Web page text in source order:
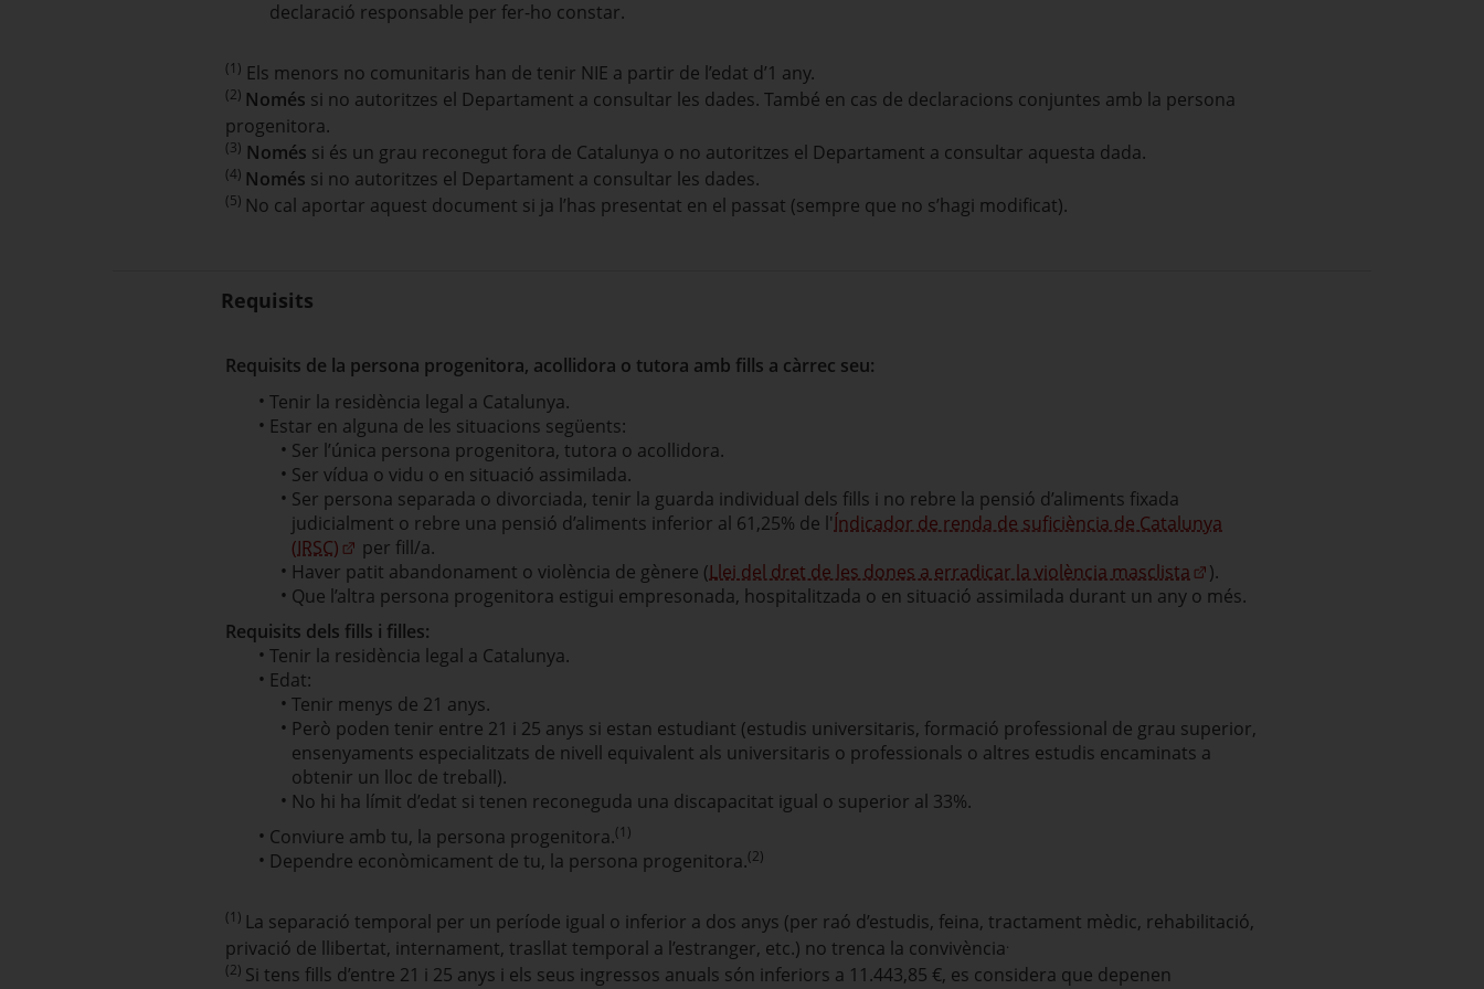
declaració responsable per fer-ho constar.
(1) Els menors no comunitaris han de tenir NIE a partir de l’edat d’1 any.
(2) Només si no autoritzes el Departament a consultar les dades. També en cas de declaracions conjuntes amb la persona
progenitora.
(3) Només si és un grau reconegut fora de Catalunya o no autoritzes el Departament a consultar aquesta dada.
(4) Només si no autoritzes el Departament a consultar les dades.
(5) No cal aportar aquest document si ja l’has presentat en el passat (sempre que no s’hagi modificat).
Requisits
Requisits de la persona progenitora, acollidora o tutora amb fills a càrrec seu:
Tenir la residència legal a Catalunya.
Estar en alguna de les situacions següents:
Ser l’única persona progenitora, tutora o acollidora.
Ser vídua o vidu o en situació assimilada.
Ser persona separada o divorciada, tenir la guarda individual dels fills i no rebre la pensió d’aliments fixada
judicialment o rebre una pensió d’aliments inferior al 61,25% de l'Índicador de renda de suficiència de Catalunya
(IRSC)
per fill/a.
Haver patit abandonament o violència de gènere (Llei del dret de les dones a erradicar la violència masclista
).
Que l’altra persona progenitora estigui empresonada, hospitalitzada o en situació assimilada durant un any o més.
Requisits dels fills i filles:
Tenir la residència legal a Catalunya.
Edat:
Tenir menys de 21 anys.
Però poden tenir entre 21 i 25 anys si estan estudiant (estudis universitaris, formació professional de grau superior,
ensenyaments especialitzats de nivell equivalent als universitaris o professionals o altres estudis encaminats a
obtenir un lloc de treball).
No hi ha límit d’edat si tenen reconeguda una discapacitat igual o superior al 33%.
Conviure amb tu, la persona progenitora.(1)
Dependre econòmicament de tu, la persona progenitora.(2)
(1) La separació temporal per un període igual o inferior a dos anys (per raó d’estudis, feina, tractament mèdic, rehabilitació,
privació de llibertat, internament, trasllat temporal a l’estranger, etc.) no trenca la convivència.
(2) Si tens fills d’entre 21 i 25 anys i els seus ingressos anuals són inferiors a 11.443,85 €, es considera que depenen